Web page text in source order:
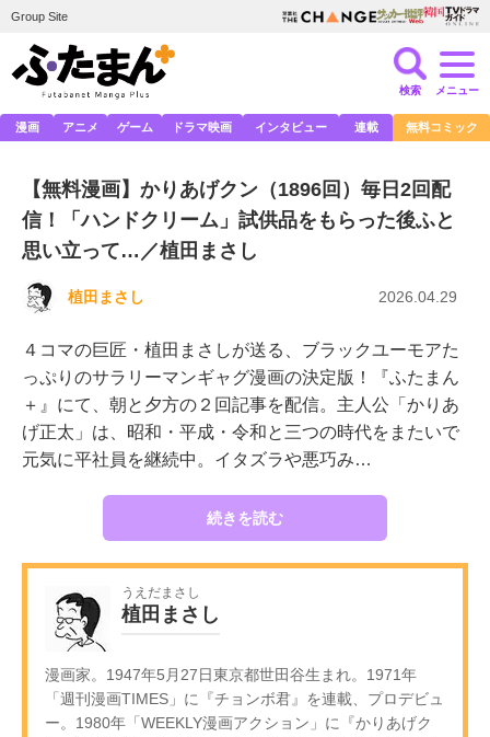
Group Site
検索 メニュー
漫画 アニメ ゲーム ドラマ映画 インタビュー 連載 無料コミック
【無料漫画】かりあげクン（1896回）毎日2回配
信！「ハンドクリーム」試供品をもらった後ふと
思い立って…／植田まさし
植田まさし 2026.04.29
４コマの巨匠・植田まさしが送る、ブラックユーモアた
っぷりのサラリーマンギャグ漫画の決定版！『ふたまん
＋』にて、朝と夕方の２回記事を配信。主人公「かりあ
げ正太」は、昭和・平成・令和と三つの時代をまたいで
元気に平社員を継続中。イタズラや悪巧み…
続きを読む
うえだまさし
植田まさし
漫画家。1947年5月27日東京都世田谷生まれ。1971年
「週刊漫画TIMES」に『チョンボ君』を連載、プロデビュ
ー。1980年「WEEKLY漫画アクション」に『かりあげク